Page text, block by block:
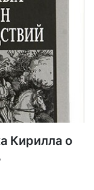
Кирилла о